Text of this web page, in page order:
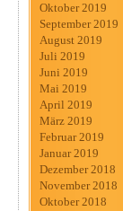
Oktober 2019
September 2019
August 2019
Juli 2019
Juni 2019
Mai 2019
April 2019
März 2019
Februar 2019
Januar 2019
Dezember 2018
November 2018
Oktober 2018